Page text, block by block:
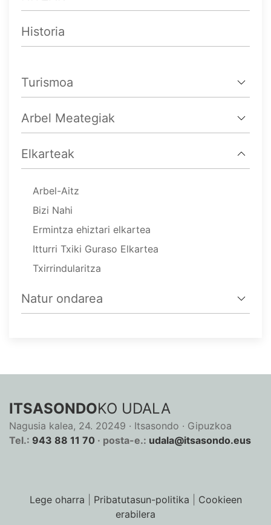
Historia
Turismoa
Arbel Meategiak
Elkarteak
Arbel-Aitz
Bizi Nahi
Ermintza ehiztari elkartea
Itturri Txiki Guraso Elkartea
Txirrindularitza
Natur ondarea
ITSASONDOKO UDALA
Nagusia kalea, 24. 20249 · Itsasondo · Gipuzkoa
Tel.: 943 88 11 70 · posta-e.: udala@itsasondo.eus
Lege oharra Pribatutasun-politika
Cookieen
erabilera